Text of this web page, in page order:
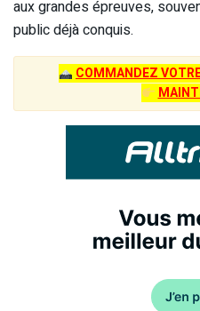
aux grandes épreuves,
public déjà conquis.
COMMANDEZ